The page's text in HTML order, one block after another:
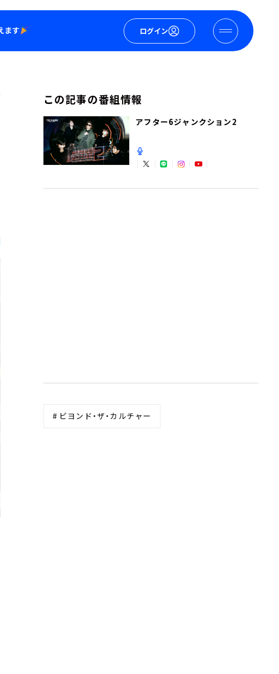
ログイン
この記事の番組情報
アフター6ジャンクション2
# ビヨンド・ザ・カルチャー